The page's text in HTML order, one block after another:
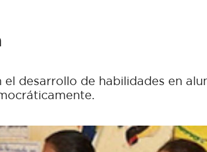
desarrollo de habilidades en